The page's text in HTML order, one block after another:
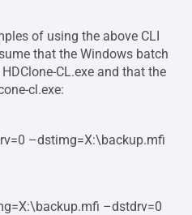
of using the above CLI
that the Windows batch
CL.exe and that the
cl.exe:
–dstimg=X:\backup.mfi
–dstdrv=0